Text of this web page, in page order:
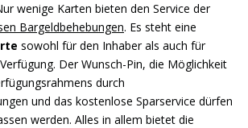
wenige Karten bieten den Service der
Bargeldbehebungen. Es steht eine
sowohl für den Inhaber als auch für
Der Wunsch-Pin, die Möglichkeit
durch
und das kostenlose Sparservice dürfen
werden. Alles in allem bietet die